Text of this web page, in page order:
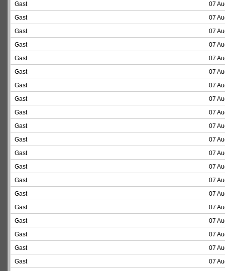
Gast
07
Gast
07
Gast
07
Gast
07
Gast
07
Gast
07
Gast
07
Gast
07
Gast
07
Gast
07
Gast
07
Gast
07
Gast
07
Gast
07
Gast
07
Gast
07
Gast
07
Gast
07
Gast
07
Gast
07